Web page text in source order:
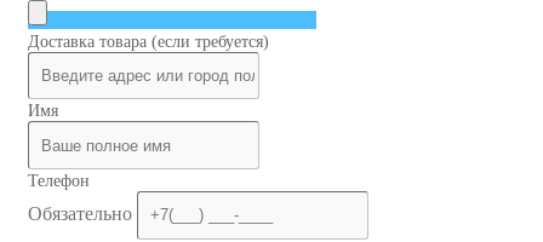
Доставка товара (если требуется)
Имя
Телефон
Обязательно